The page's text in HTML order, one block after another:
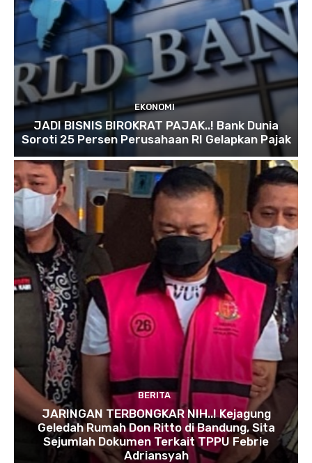
EKONOMI
JADI BISNIS BIROKRAT PAJAK..! Bank Dunia
Soroti 25 Persen Perusahaan RI Gelapkan Pajak
BERITA
JARINGAN TERBONGKAR NIH..! Kejagung
Geledah Rumah Don Ritto di Bandung, Sita
Sejumlah Dokumen Terkait TPPU Febrie
Adriansyah